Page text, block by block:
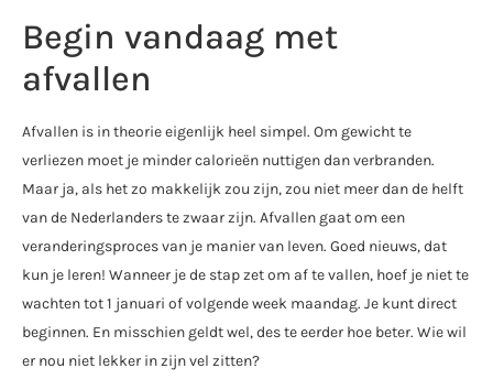
Begin vandaag met
afvallen
Afvallen is in theorie eigenlijk heel simpel. Om gewicht te
verliezen moet je minder calorieën nuttigen dan verbranden.
Maar ja, als het zo makkelijk zou zijn, zou niet meer dan de helft
van de Nederlanders te zwaar zijn. Afvallen gaat om een
veranderingsproces van je manier van leven. Goed nieuws, dat
kun je leren! Wanneer je de stap zet om af te vallen, hoef je niet te
wachten tot 1 januari of volgende week maandag. Je kunt direct
beginnen. En misschien geldt wel, des te eerder hoe beter. Wie wil
er nou niet lekker in zijn vel zitten?